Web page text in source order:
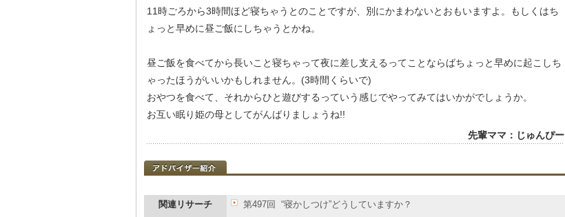
11時ごろから3時間ほど寝ちゃうとのことですが、別にかまわないとおもいますよ。もしくはち
ょっと早めに昼ご飯にしちゃうとかね。
昼ご飯を食べてから長いこと寝ちゃって夜に差し支えるってことならばちょっと早めに起こしち
ゃったほうがいいかもしれません。(3時間くらいで)
おやつを食べて、それからひと遊びするっていう感じでやってみてはいかがでしょうか。
お互い眠り姫の母としてがんばりましょうね!!
先輩ママ：じゅんぴー
関連リサーチ
第497回 “寝かしつけ”どうしていますか？